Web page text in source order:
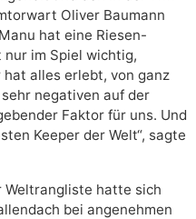
Oliver Baumann
hat eine Riesen-
im Spiel wichtig,
hat alles erlebt, von ganz
negativen auf der
Faktor für uns. Und
Keeper der Welt“, sagte
Weltrangliste hatte sich
bei angenehmen